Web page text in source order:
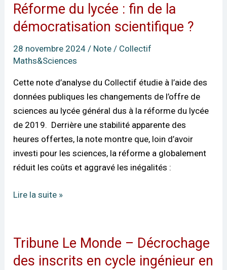
Réforme du lycée : fin de la
démocratisation scientifique ?
28 novembre 2024/ Note / Collectif
Maths&Sciences
Cette note d’analyse du Collectif étudie à l’aide des
données publiques les changements de l’offre de
sciences au lycée général dus à la réforme du lycée
de 2019. Derrière une stabilité apparente des
heures offertes, la note montre que, loin d’avoir
investi pour les sciences, la réforme a globalement
réduit les coûts et aggravé les inégalités :
Réforme
du
:
fin
de
la
démocratisation
scientifique
?
Lire la suite »
Tribune Le Monde – Décrochage
des inscrits en cycle ingénieur en
Tribune
Le